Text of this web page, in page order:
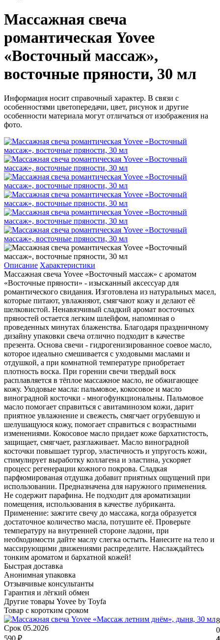
Массажная свеча
романтическая Yovee
«Восточный массаж»,
восточные пряности, 30 мл
Информация носит справочный характер. В связи с
особенностями цветопередачи, цвет, рисунок и другие
особенности материала могут отличаться от изображения на
фото.
Описание Характеристики
Массажная свеча Yovee «Восточный массаж» c ароматом
«Восточные пряности» - изысканный аксессуар для
романтического свидания. Изготовлена из натуральных масел,
которые питают, увлажняют, смягчают кожу и делают её
шелковистой. Ненавязчивый сладкий аромат восточных
пряностей остается легким шлейфом, напоминая о
проведенных минутах блаженства. Благодаря праздничному
дизайну упаковки свеча отлично подходит в качестве
презента. Основа свечи - гидрогенизированное соевое масло,
которое идеально смешивается с уходовыми маслами и
отдушкой, а при комнатной температуре приобретает
плотность воска. При горении свечи твердый воск
расплавляется в тёплое массажное масло, не обжигающее
кожу. Уходовые масла: пальмовое, кокосовое и масло
виноградной косточки - многофункциональны. Пальмовое
масло помогает справиться с авитаминозом кожи, дарит
приятное увлажнение и свежесть, смягчает огрубевшую и
шелушащуюся кожу, помогает справиться с возрастными
изменениями. Кокосовое масло придает коже бархатистость,
защищает, смягчает, разглаживает. Масло виноградной
косточки повышает тургор, эластичность и упругость кожи,
стимулирует выработку коллагена и эластина, ускоряет
процесс регенерации кожного покрова. Сладкая
парфюмированая отдушка добавит приятных ощущений при
использовании. Предназначена для наружного применения.
Не содержит парафина. Не подходит для ароматизации
помещения, использования в качестве лубриканта.
Применение: зажгите свечу до массажа, когда образуется
достаточное количество масла, потушите её. Проверьте
температуру на внутренней стороне ладони, при
необходимости дайте маслу слегка остыть. Нанесите на тело и
массирующими движениями распределите. Наслаждайтесь
тонким ароматом и бархатной кожей!
Быстрая доставка
Анонимная упаковка
Отзывчивые консультанты
Гарантия и лёгкий обмен
Другие товары Yovee by Toyfa
Товар с коротким сроком
Срок 05.2026
590 ₽